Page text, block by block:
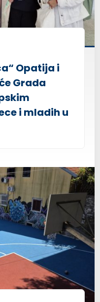
Opatija i
Grada
i mladih u